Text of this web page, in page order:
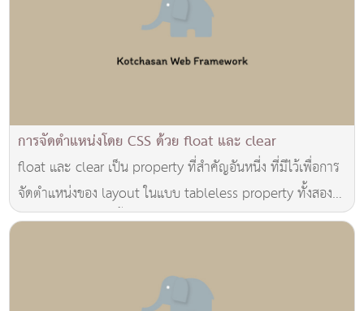
การจัดตำแหน่งโดย CSS ด้วย float และ clear
float และ clear เป็น property ที่สำคัญอันหนี่ง ที่มีไว้เพื่อการ
จัดตำแหน่งของ layout ในแบบ tableless property ทั้งสอง
ตัวมีความหมายดังนี้ครับ float: ..